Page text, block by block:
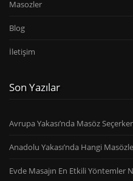
Masozler
Blog
İletişim
Son Yazılar
Avrupa Yakası’nda Masöz
Anadolu Yakası’nda Hangi
Evde Masajın En Etkili Yöntemler